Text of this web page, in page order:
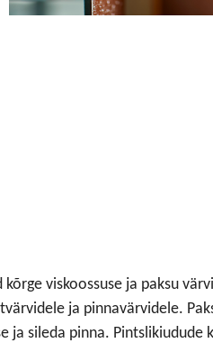
viskoossuse ja paksu
ja pinnavärvidele.
ja sileda pinna. Pintslikiudude